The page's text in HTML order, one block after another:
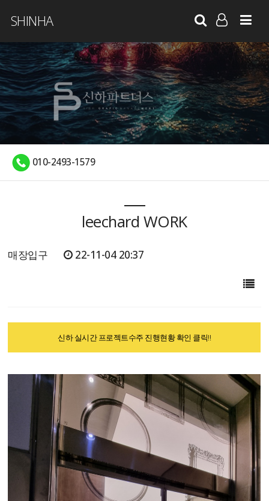
SHINHA
LOG IN
SIGN UP
010-2493-1579
leechard WORK
매장입구 22-11-04 20:37
신하 실시간 프로젝트수주 진행현황 확인 클릭!!